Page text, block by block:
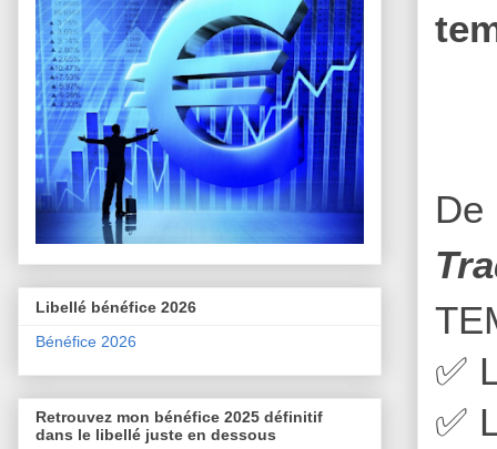
✅
✅
Libellé bénéfice 2026
Bénéfice 2026
Retrouvez mon bénéfice 2025 définitif
dans le libellé juste en dessous